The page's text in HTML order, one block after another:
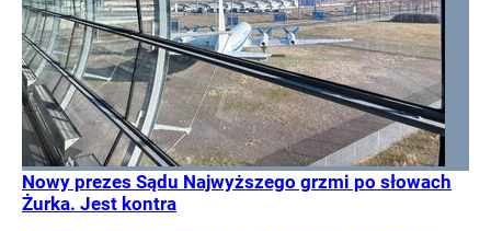
Nowy prezes Sądu Najwyższego grzmi po słowach
Żurka. Jest kontra